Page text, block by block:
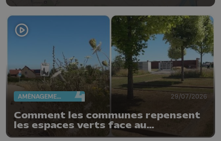
AMÉNAGEMENT DU TERRITOIRE 29/07/2026
Comment les communes repensent
les espaces verts face au
changement climatique